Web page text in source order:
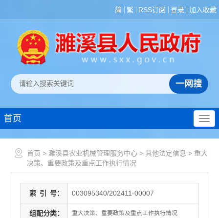
简 繁 RSS订阅 登录 加入收藏
首页
首页 > 濉溪县农业机械管理服务中心 > 其他法定信息 > 重大
决策、重要政策及重点工作执行情况
索 引 号： 003095340/202411-00007
组配分类： 重大决策、重要政策及重点工作执行情况